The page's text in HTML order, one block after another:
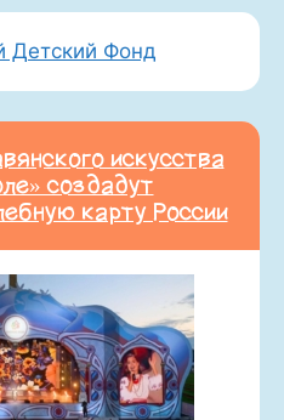
искусства
создадут
карту России